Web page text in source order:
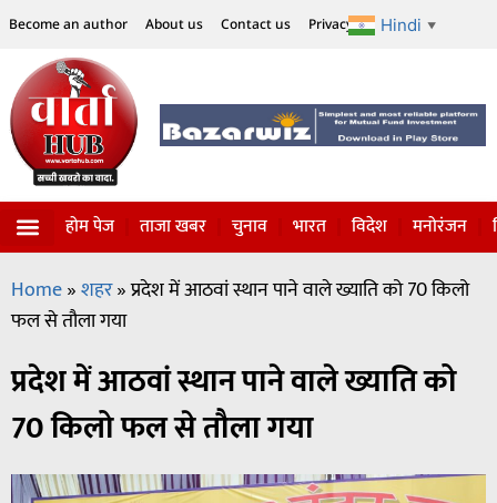
Become an author About us Contact us Privacy Policy Disclaimer
Hindi ▼
होम पेज ताजा खबर चुनाव भारत विदेश मनोरंजन
Home»शहर»प्रदेश में आठवां स्थान पाने वाले ख्याति को 70 किलो
फल से तौला गया
प्रदेश में आठवां स्थान पाने वाले ख्याति को
70 किलो फल से तौला गया